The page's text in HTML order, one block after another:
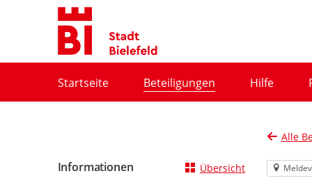
Startseite Beteiligungen Hilfe
Alle
Informationen Übersicht